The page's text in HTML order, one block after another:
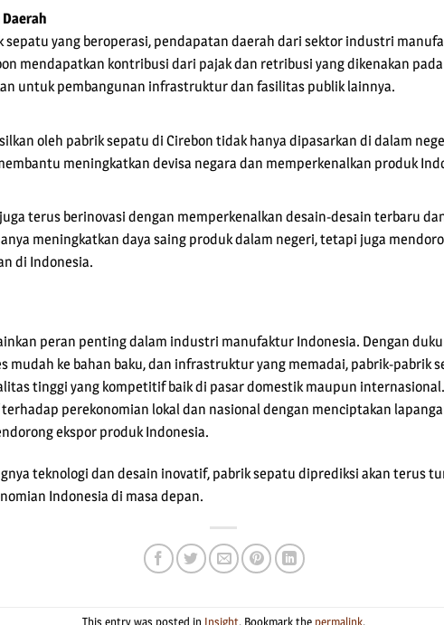
sepatu yang beroperasi, pendapatan daerah dari sektor industri
mendapatkan kontribusi dari pajak dan retribusi yang dikenakan
untuk pembangunan infrastruktur dan fasilitas publik lainnya.
oleh pabrik sepatu di Cirebon tidak hanya dipasarkan di dalam
meningkatkan devisa negara dan memperkenalkan produk
terus berinovasi dengan memperkenalkan desain-desain terbaru
meningkatkan daya saing produk dalam negeri, tetapi juga
di Indonesia.
peran penting dalam industri manufaktur Indonesia. Dengan
mudah ke bahan baku, dan infrastruktur yang memadai, pabrik-pabrik
tinggi yang kompetitif baik di pasar domestik maupun
perekonomian lokal dan nasional dengan menciptakan
ekspor produk Indonesia.
teknologi dan desain inovatif, pabrik sepatu diprediksi akan terus
Indonesia di masa depan.
This entry was posted in Insight. Bookmark the permalink.